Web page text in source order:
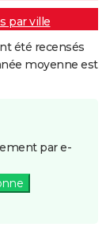
par ville
été recensés
moyenne est
par e-